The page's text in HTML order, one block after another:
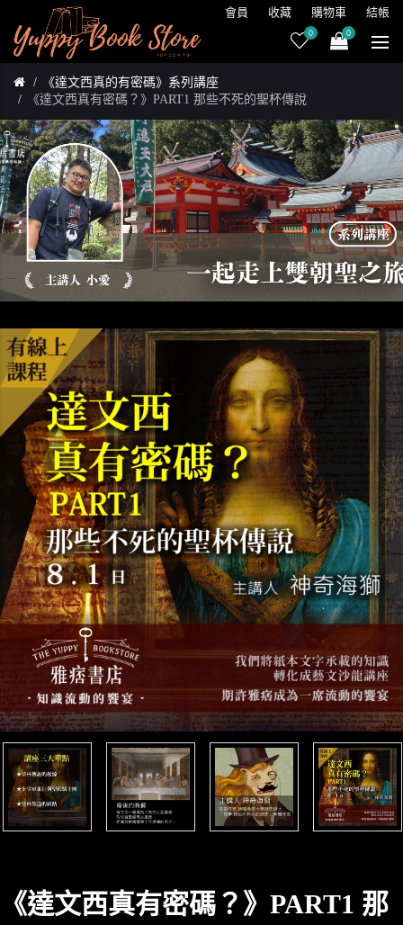
會員 收藏 購物車 結帳
0 0
《達文西真的有密碼》系列講座
《達文西真有密碼？》PART1 那些不死的聖杯傳說
《達文西真有密碼？》PART1 那